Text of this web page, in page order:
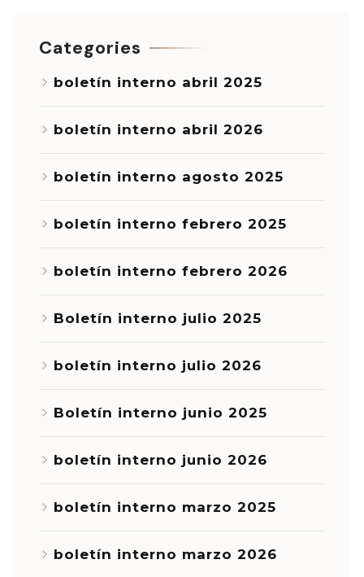
Categories
boletín interno abril 2025
boletín interno abril 2026
boletín interno agosto 2025
boletín interno febrero 2025
boletín interno febrero 2026
Boletín interno julio 2025
boletín interno julio 2026
Boletín interno junio 2025
boletín interno junio 2026
boletín interno marzo 2025
boletín interno marzo 2026